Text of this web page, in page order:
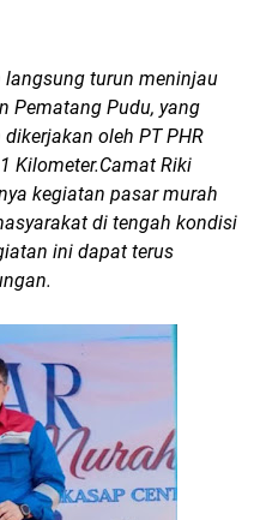
turun meninjau
Pematang Pudu, yang
oleh PT PHR
Kilometer.Camat Riki
kegiatan pasar murah
di tengah kondisi
ini dapat terus